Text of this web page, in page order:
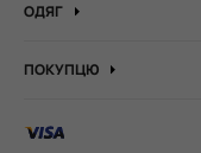
ОДЯГ
Кофти та джемпера
Боді
ПОКУПЦЮ
Вакансії компанії